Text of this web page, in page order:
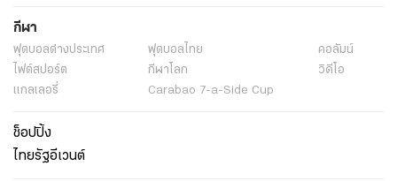
กีฬา
ฟุตบอลต่่างประเทศ ฟุตบอลไทย
คอลัมน์
ไฟต์สปอร์ต
กีฬาโลก
วิดีโอ
แกลเลอรี่
Carabao 7-a-Side Cup
ช็อปปิ้ง
ไทยรัฐอีเวนต์